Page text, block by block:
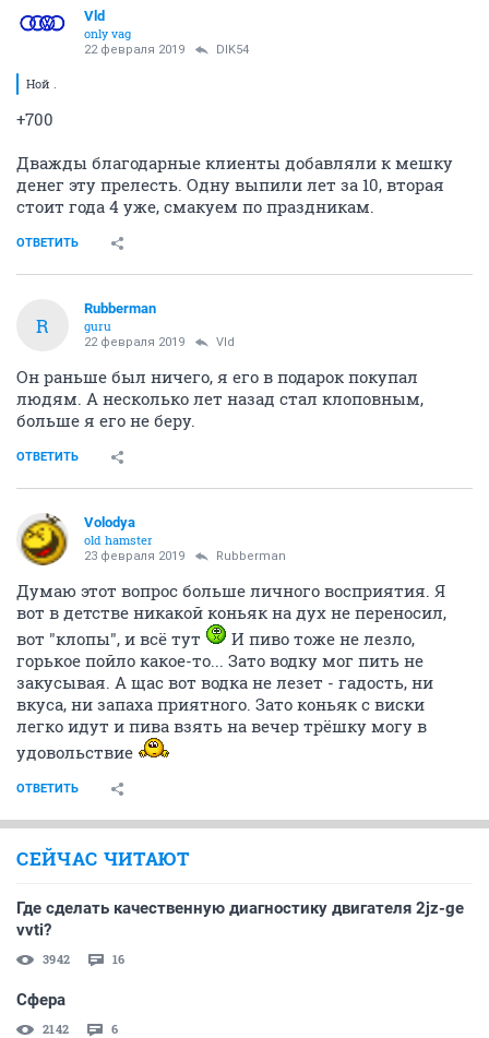
Vld
only vag
22 февраля 2019 DIK54
Ной .
+700
Дважды благодарные клиенты добавляли к мешку
денег эту прелесть. Одну выпили лет за 10, вторая
стоит года 4 уже, смакуем по праздникам.
ОТВЕТИТЬ
R
Rubberman
guru
22 февраля 2019 Vld
Он раньше был ничего, я его в подарок покупал
людям. А несколько лет назад стал клоповным,
больше я его не беру.
ОТВЕТИТЬ
Volodya
old hamster
23 февраля 2019 Rubberman
Думаю этот вопрос больше личного восприятия. Я
вот в детстве никакой коньяк на дух не переносил,
вот "клопы", и всё тут
И пиво тоже не лезло,
горькое пойло какое-то... Зато водку мог пить не
закусывая. А щас вот водка не лезет - гадость, ни
вкуса, ни запаха приятного. Зато коньяк с виски
легко идут и пива взять на вечер трёшку могу в
удовольствие
ОТВЕТИТЬ
СЕЙЧАС ЧИТАЮТ
Где сделать качественную диагностику двигателя 2jz-ge
vvti?
3942 16
Сфера
2142 6